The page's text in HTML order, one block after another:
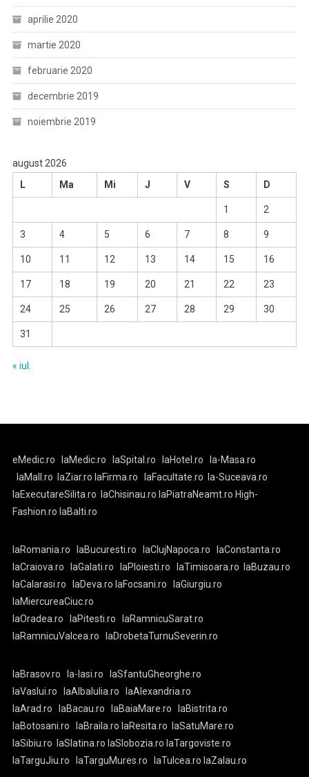
aprilie 2020
martie 2020
februarie 2020
decembrie 2019
noiembrie 2019
august 2026
L
Ma Mi J V S D
1 2
3 4 5 6 7 8 9
10 11 12 13 14 15 16
17 18 19 20 21 22 23
24 25 26 27 28 29 30
31
« iul.
eMedic.ro laMedic.ro laSpital.ro laHotel.ro
la-Masa.ro
laMall.ro
laZiar.ro laFirma.ro laFacultate.ro
la-Suceava.ro
laExecutareSilita.ro
laChisinau.ro laPiatraNeamt.ro High-
Fashion.ro laBalti.ro
laRomania.ro laBucuresti.ro laClujNapoca.ro
laConstanta.ro
laCraiova.ro
laGalati.ro laPloiesti.ro laTimisoara.ro
laBuzau.ro
laCalarasi.ro
laDeva.ro laFocsani.ro
laGiurgiu.ro
laMiercureaCiuc.ro
laOradea.ro
laPitesti.ro
laRamnicuSarat.ro
laRamnicuValcea.ro
laDrobetaTurnuSeverin.ro
laBrasov.ro la-Iasi.ro
laSfantuGheorghe.ro
laVaslui.ro
laAlbaIulia.ro
laAlexandria.ro
laArad.ro
laBacau.ro laBaiaMare.ro
laBistrita.ro
laBotosani.ro
laBraila.ro laResita.ro
laSatuMare.ro
laSibiu.ro
laSlatina.ro laSlobozia.ro laTargoviste.ro
laTarguJiu.ro
laTarguMures.ro laTulcea.ro laZalau.ro